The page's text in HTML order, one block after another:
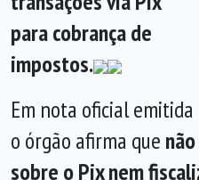
para cobrança de
impostos.
Em nota oficial
o órgão afirma que
sobre o Pix nem